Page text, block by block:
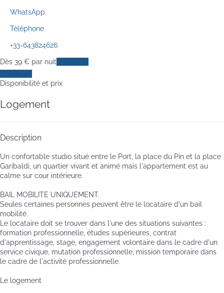
WhatsApp
Téléphone
+33-643824626
Dès 39 € par nuit
Disponibilité et prix
Logement
Description
Un confortable studio situé entre le Port, la place du Pin et la place
Garibaldi, un quartier vivant et animé mais l'appartement est au
calme sur cour intérieure.
BAIL MOBILITE UNIQUEMENT.
Seules certaines personnes peuvent être le locataire d'un bail
mobilité.
Le locataire doit se trouver dans l'une des situations suivantes :
formation professionnelle, études supérieures, contrat
d'apprentissage, stage, engagement volontaire dans le cadre d'un
service civique, mutation professionnelle, mission temporaire dans
le cadre de l'activité professionnelle.
Le logement